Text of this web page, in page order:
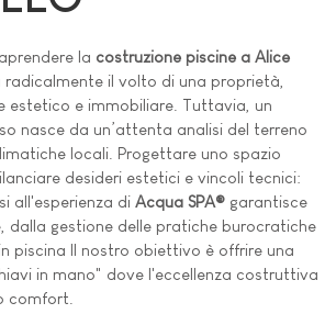
la costruzione piscine a Alice
il volto di una proprietà,
estetico e immobiliare. Tuttavia, un
nasce da un’attenta analisi del terreno
locali. Progettare uno spazio
desideri estetici e vincoli tecnici:
all'esperienza di Acqua SPA® garantisce
dalla gestione delle pratiche burocratiche
piscina Il nostro obiettivo è offrire una
in mano" dove l'eccellenza costruttiva
comfort.